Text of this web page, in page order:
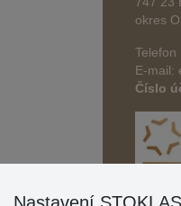
okres
Telefon
E-mail:
Číslo